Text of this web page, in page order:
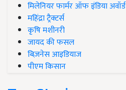
मिलेनियर फार्मर ऑफ इंडिया अवॉर्ड
महिंद्रा ट्रैक्टर्स
कृषि मशीनरी
जायद की फसल
बिज़नेस आइडियाज
पीएम किसान